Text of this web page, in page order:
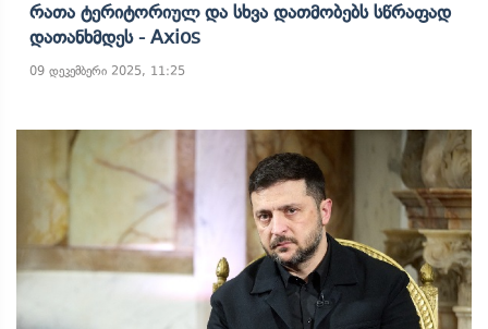
Რათა Ტერიტორიულ Და Სხვა Დათმობებს Სწრაფად
Დათანხმდეს - Axios
09 დეკემბერი 2025, 11:25